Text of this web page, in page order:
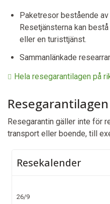
Paketresor bestående
Resetjänsterna kan
eller en turisttjänst.
Sammanlänkade
Hela resegarantilagen på
Resegarantin gäller inte för
transport eller boende, till
Resekalender
26/9